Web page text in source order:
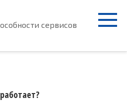
сервисов